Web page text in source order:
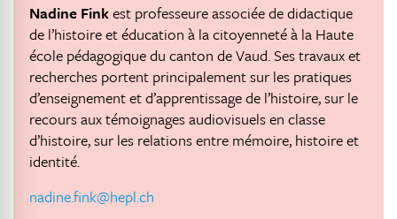
Nadine Finkest professeure associée de didactique
de l’histoire et éducation à la citoyenneté à la Haute
école pédagogique du canton de Vaud. Ses travaux et
recherches portent principalement sur les pratiques
d’enseignement et d’apprentissage de l’histoire, sur le
recours aux témoignages audiovisuels en classe
d’histoire, sur les relations entre mémoire, histoire et
identité.
nadine.fink@hepl.ch